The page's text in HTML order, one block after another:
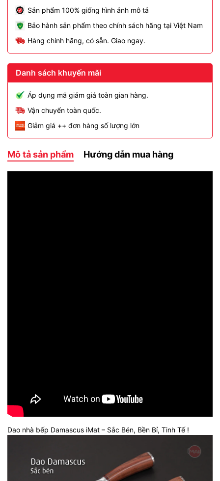
Sản phẩm 100% giống hình ảnh mô tả
Bảo hành sản phẩm theo chính sách hãng tại Việt Nam
Hàng chính hãng, có sẵn. Giao ngay.
Danh sách khuyến mãi
Áp dụng mã giảm giá toàn gian hàng.
Vận chuyển toàn quốc.
Giảm giá ++ đơn hàng số lượng lớn
Mô tả sản phẩm Hướng dẫn mua hàng
Dao nhà bếp Damascus iMat – Sắc Bén, Bền Bỉ, Tinh Tế !